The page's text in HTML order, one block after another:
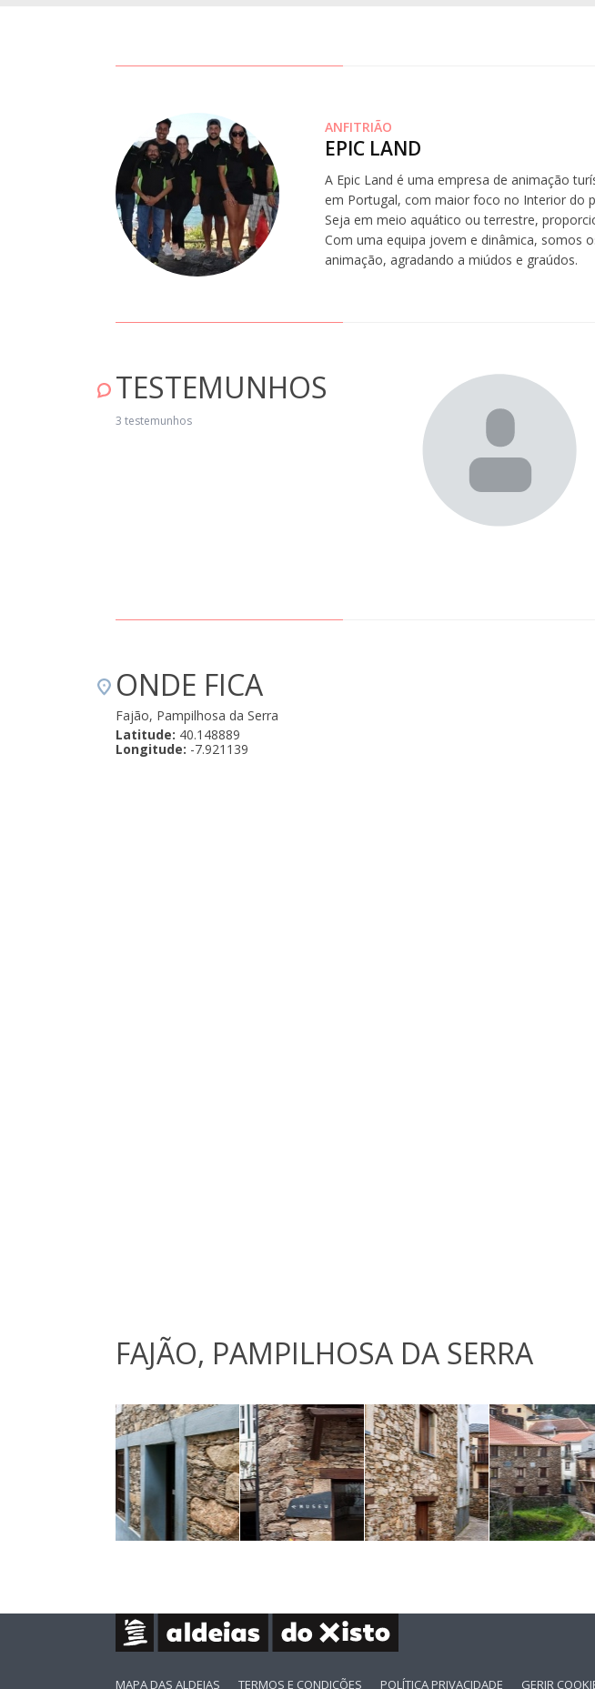
ANFITRIÃO
EPIC LAND
A Epic Land é uma empresa de animação
em Portugal, com maior foco no Interior do
Seja em meio aquático ou terrestre,
Com uma equipa jovem e dinâmica, somos
animação, agradando a miúdos e graúdos.
TESTEMUNHOS
3 testemunhos
experiência. Muito obrigado ao João port todo o acompanhamento
a atividade. Adorámos!" Maio 04, 2025
ONDE FICA
Fajão, Pampilhosa da Serra
Latitude: 40.148889
Longitude: -7.921139
FAJÃO, PAMPILHOSA DA SERRA
MAPA DAS ALDEIAS TERMOS E CONDIÇÕES POLÍTICA PRIVACIDADE GERIR